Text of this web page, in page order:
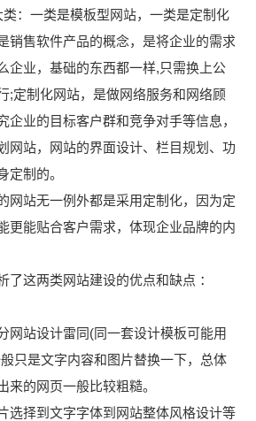
：一类是模板型网站，一类是定制化
销售软件产品的概念，是将企业的需求
企业，基础的东西都一样,只需换上公
;定制化网站，是做网络服务和网络顾
企业的目标客户群和竞争对手等信息，
网站，网站的界面设计、栏目规划、功
定制的。
站无一例外都是采用定制化，因为定
更能贴合客户需求，体现企业品牌的内
这两类网站建设的优点和缺点 ：
站设计雷同(同一套设计模板可能用
只是文字内容和图片替换一下，总体
来的网页一般比较粗糙。
到文字字体到网站整体风格设计等